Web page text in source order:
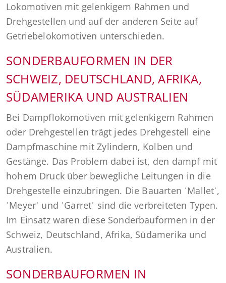
Lokomotiven mit gelenkigem Rahmen und
Drehgestellen und auf der anderen Seite auf
Getriebelokomotiven unterschieden.
SONDERBAUFORMEN IN DER
SCHWEIZ, DEUTSCHLAND, AFRIKA,
SÜDAMERIKA UND AUSTRALIEN
Bei Dampflokomotiven mit gelenkigem Rahmen
oder Drehgestellen trägt jedes Drehgestell eine
Dampfmaschine mit Zylindern, Kolben und
Gestänge. Das Problem dabei ist, den dampf mit
hohem Druck über bewegliche Leitungen in die
Drehgestelle einzubringen. Die Bauarten ˈMalletˈ,
ˈMeyerˈ und ˈGarretˈ sind die verbreiteten Typen.
Im Einsatz waren diese Sonderbauformen in der
Schweiz, Deutschland, Afrika, Südamerika und
Australien.
SONDERBAUFORMEN IN